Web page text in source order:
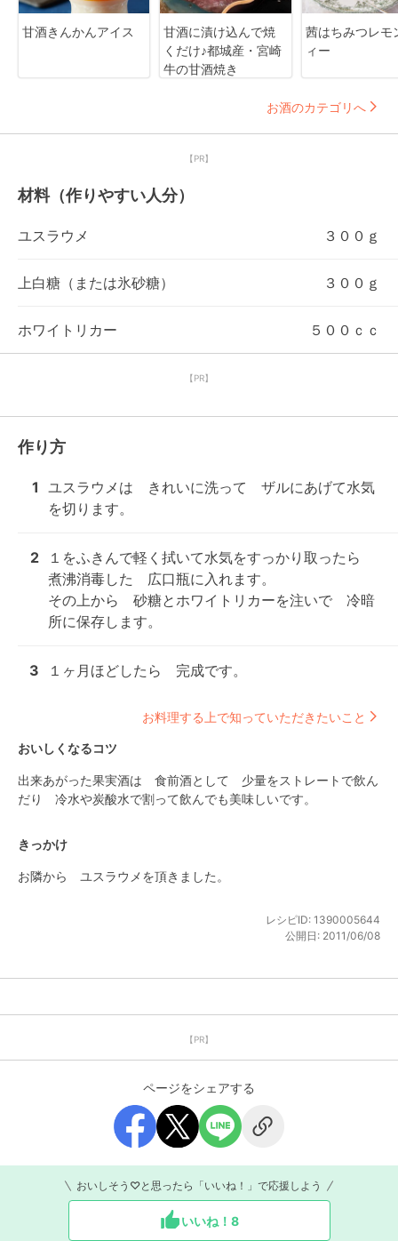
甘酒きんかんアイス
甘酒に漬け込んで焼
くだけ♪都城産・宮崎
牛の甘酒焼き
茜はちみつレモ
ィー
お酒のカテゴリへ
【PR】
材料（作りやすい人分）
ユスラウメ ３００ｇ
上白糖（または氷砂糖） ３００ｇ
ホワイトリカー ５００ｃｃ
【PR】
作り方
1 ユスラウメは　きれいに洗って　ザルにあげて水気
を切ります。
2
１をふきんで軽く拭いて水気をすっかり取ったら
煮沸消毒した　広口瓶に入れます。
その上から　砂糖とホワイトリカーを注いで　冷暗
所に保存します。
3 １ヶ月ほどしたら　完成です。
お料理する上で知っていただきたいこと
おいしくなるコツ
出来あがった果実酒は　食前酒として　少量をストレートで飲ん
だり　冷水や炭酸水で割って飲んでも美味しいです。
きっかけ
お隣から　ユスラウメを頂きました。
レシピID: 1390005644
公開日: 2011/06/08
【PR】
ページをシェアする
おいしそう♡と思ったら「いいね！」で応援しよう
いいね！ 8